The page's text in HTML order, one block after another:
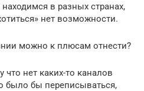
в разных странах,
нет возможности.
можно к плюсам отнести?
нет каких-то каналов
было бы переписываться,